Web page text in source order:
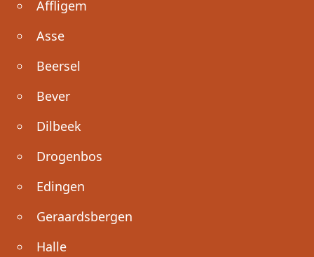
Affligem
Asse
Beersel
Bever
Dilbeek
Drogenbos
Edingen
Geraardsbergen
Halle